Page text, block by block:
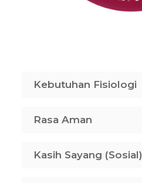
Kebutuhan Fisiologi
Rasa Aman
Kasih Sayang (Sosial)